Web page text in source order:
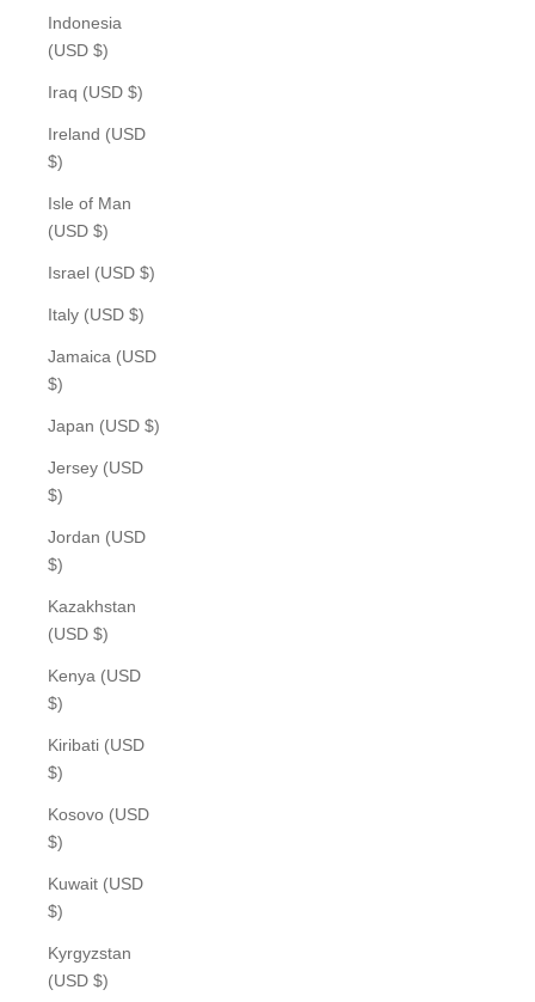
Indonesia
(USD $)
Iraq (USD $)
Ireland (USD
$)
Isle of Man
(USD $)
Israel (USD $)
Italy (USD $)
Jamaica (USD
$)
Japan (USD $)
Jersey (USD
$)
Jordan (USD
$)
Kazakhstan
(USD $)
Kenya (USD
$)
Kiribati (USD
$)
Kosovo (USD
$)
Kuwait (USD
$)
Kyrgyzstan
(USD $)